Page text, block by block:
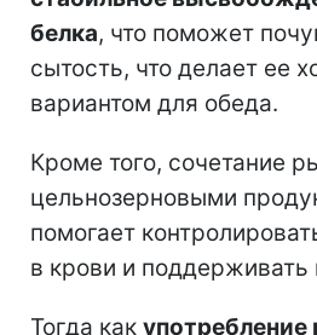
белка, что поможет
сытость, что делает ее
вариантом для обеда.
Кроме того, сочетание
цельнозерновыми
помогает
в крови и поддерживать
Тогда как